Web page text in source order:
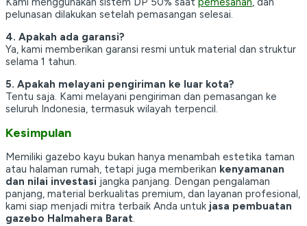
pelunasan dilakukan setelah pemasangan selesai.
4. Apakah ada garansi?
Ya, kami memberikan garansi resmi untuk material dan struktur
selama 1 tahun.
5. Apakah melayani pengiriman ke luar kota?
Tentu saja. Kami melayani pengiriman dan pemasangan ke
seluruh Indonesia, termasuk wilayah terpencil.
Kesimpulan
Memiliki gazebo kayu bukan hanya menambah estetika taman
atau halaman rumah, tetapi juga memberikan kenyamanan
dan nilai investasi jangka panjang. Dengan pengalaman
panjang, material berkualitas premium, dan layanan profesional,
kami siap menjadi mitra terbaik Anda untuk jasa pembuatan
gazebo Halmahera Barat.